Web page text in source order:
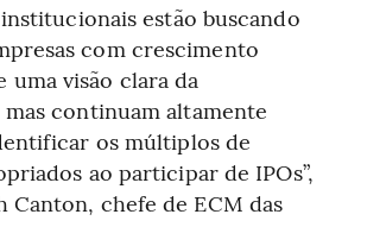
estão buscando
com crescimento
uma visão clara da
continuam altamente
os múltiplos de
ao participar de IPOs”,
Canton, chefe de ECM das